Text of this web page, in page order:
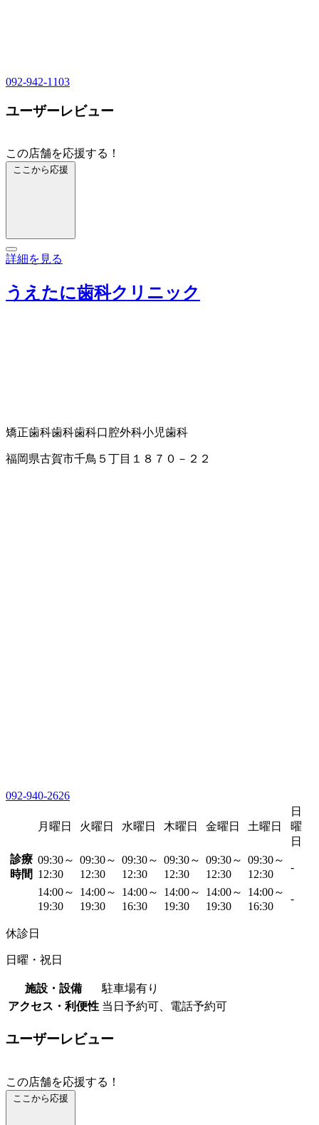
092-942-1103
ユーザーレビュー
この店舗を応援する！
ここから応援
詳細を見る
うえたに歯科クリニック
矯正歯科歯科歯科口腔外科小児歯科
福岡県古賀市千鳥５丁目１８７０－２２
092-940-2626
月曜日 火曜日 水曜日 木曜日 金曜日 土曜日
日
曜
日
診療
時間
09:30～
12:30
09:30～
12:30
09:30～
12:30
09:30～
12:30
09:30～
12:30
09:30～
12:30
-
14:00～
19:30
14:00～
19:30
14:00～
16:30
14:00～
19:30
14:00～
19:30
14:00～
16:30
-
休診日
日曜・祝日
施設・設備
駐車場有り
アクセス・利便性 当日予約可、電話予約可
ユーザーレビュー
この店舗を応援する！
ここから応援